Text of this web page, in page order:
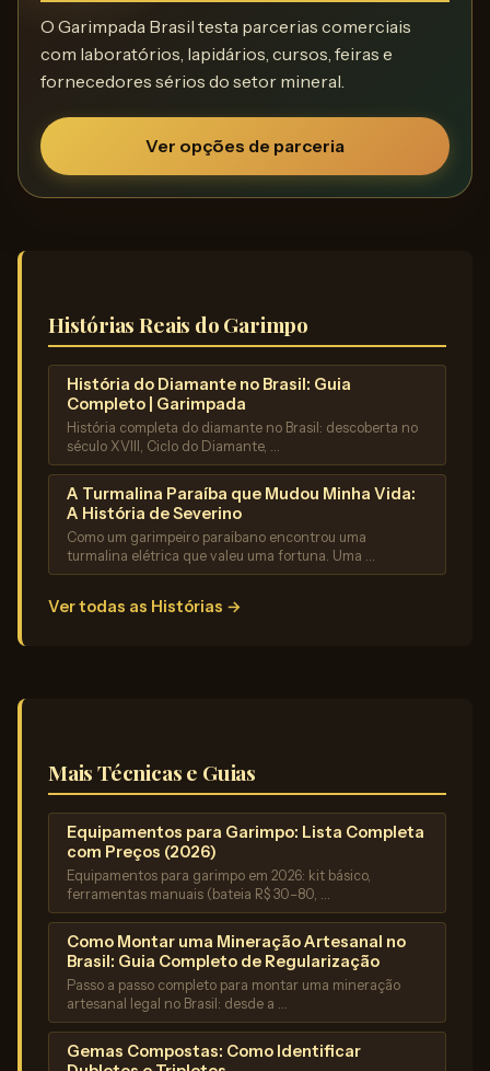
O Garimpada Brasil testa parcerias comerciais
com laboratórios, lapidários, cursos, feiras e
fornecedores sérios do setor mineral.
Ver opções de parceria
Histórias Reais do Garimpo
História do Diamante no Brasil: Guia
Completo | Garimpada
História completa do diamante no Brasil: descoberta no
século XVIII, Ciclo do Diamante, …
A Turmalina Paraíba que Mudou Minha Vida:
A História de Severino
Como um garimpeiro paraibano encontrou uma
turmalina elétrica que valeu uma fortuna. Uma …
Ver todas as Histórias →
Mais Técnicas e Guias
Equipamentos para Garimpo: Lista Completa
com Preços (2026)
Equipamentos para garimpo em 2026: kit básico,
ferramentas manuais (bateia R$ 30–80, …
Como Montar uma Mineração Artesanal no
Brasil: Guia Completo de Regularização
Passo a passo completo para montar uma mineração
artesanal legal no Brasil: desde a …
Gemas Compostas: Como Identificar